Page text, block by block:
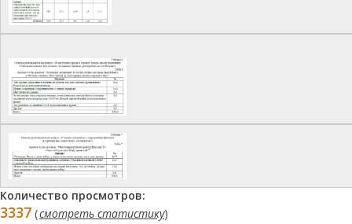
Количество просмотров:
3337 (смотреть статистику)